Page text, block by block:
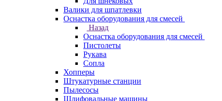
Валики для шпатлевки
Оснастка оборудования для смесей
Назад
Оснастка оборудования для смесей
Пистолеты
Рукава
Сопла
Хопперы
Штукатурные станции
Пылесосы
Шлифовальные машины